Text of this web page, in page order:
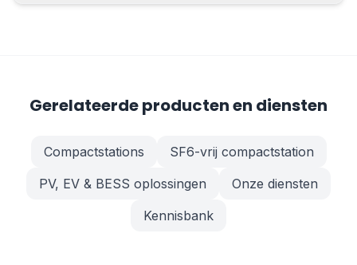
Gerelateerde producten en diensten
Compactstations
SF6-vrij compactstation
PV, EV & BESS oplossingen
Onze diensten
Kennisbank